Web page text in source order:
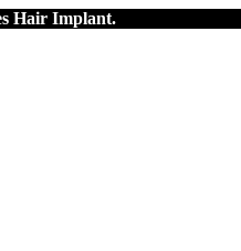
Hair Implant.